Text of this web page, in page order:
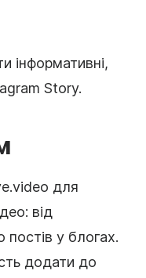
інформативні,
Story.
для
від
постів у блогах.
додати до